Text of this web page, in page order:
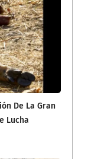
De La Gran
Lucha